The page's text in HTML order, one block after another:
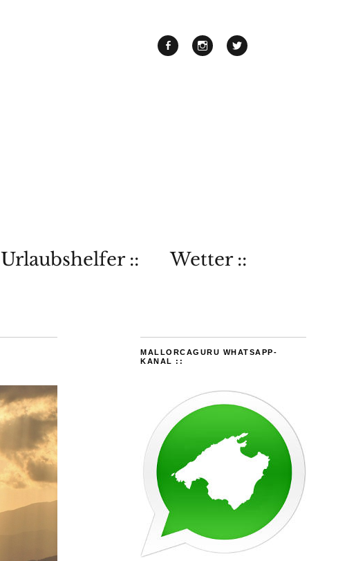
Urlaubshelfer :: Wetter ::
MALLORCAGURU WHATSAPP-
KANAL ::